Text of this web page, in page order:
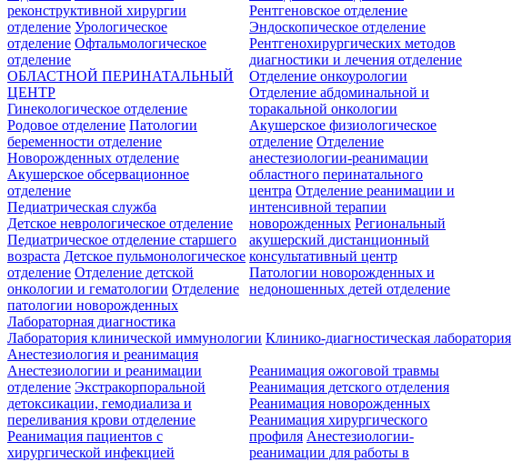
реконструктивной хирургии
отделение Урологическое
отделение Офтальмологическое
отделение
Рентгеновское отделение
Эндоскопическое отделение
Рентгенохирургических методов
диагностики и лечения отделение
Отделение онкоурологии
Отделение абдоминальной и
торакальной онкологии
ОБЛАСТНОЙ ПЕРИНАТАЛЬНЫЙ
ЦЕНТР
Гинекологическое отделение
Родовое отделение Патологии
беременности отделение
Новорожденных отделение
Акушерское обсервационное
отделение
Акушерское физиологическое
отделение Отделение
анестезиологии-реанимации
областного перинатального
центра Отделение реанимации и
интенсивной терапии
новорожденных Региональный
акушерский дистанционный
консультативный центр
Патологии новорожденных и
недоношенных детей отделение
Педиатрическая служба
Детское неврологическое отделение
Педиатрическое отделение старшего
возраста Детское пульмонологическое
отделение Отделение детской
онкологии и гематологии Отделение
патологии новорожденных
Лабораторная диагностика
Лаборатория клинической иммунологии Клинико-диагностическая лаборатория
Анестезиология и реанимация
Анестезиологии и реанимации
отделение Экстракорпоральной
детоксикации, гемодиализа и
переливания крови отделение
Реанимация пациентов с
хирургической инфекцией
Реанимация ожоговой травмы
Реанимация детского отделения
Реанимация новорожденных
Реанимация хирургического
профиля Анестезиологии-
реанимации для работы в